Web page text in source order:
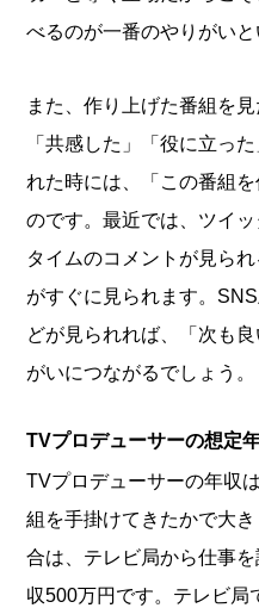
べるのが一番のやりがいと
また、作り上げた番組を
「共感した」「役に立っ
れた時には、「この番組
のです。最近では、ツイ
タイムのコメントが見ら
がすぐに見られます。
どが見られれば、「次も
がいにつながるでしょう。
TVプロデューサーの想定
TVプロデューサーの年収
組を手掛けてきたかで大
合は、テレビ局から仕事
収500万円です。テレビ局